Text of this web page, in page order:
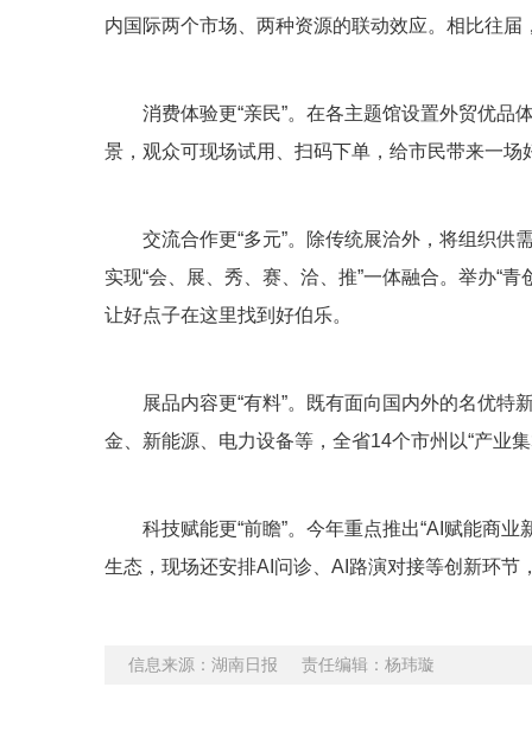
内国际两个市场、两种资源的联动效应。相比往
消费体验更“亲民”。在各主题馆设置外贸优
景，观众可现场试用、扫码下单，给市民带来一
交流合作更“多元”。除传统展洽外，将组织
实现“会、展、秀、赛、洽、推”一体融合。举办“
让好点子在这里找到好伯乐。
展品内容更“有料”。既有面向国内外的名优
金、新能源、电力设备等，全省14个市州以“产业
科技赋能更“前瞻”。今年重点推出“AI赋能商
生态，现场还安排AI问诊、AI路演对接等创新环节
信息来源：湖南日报 责任编辑：杨玮璇